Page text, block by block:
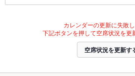
カレンダーの更新に失敗し
下記ボタンを押して空席状況を更
空席状況を更新す